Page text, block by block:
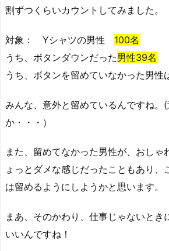
割ずつくらいカウントしてみました。
対象： Yシャツの男性 100名
うち、ボタンダウンだった男性39名
うち、ボタンを留めていなかった男性
みんな、意外と留めているんですね。
か・・・）
また、留めてなかった男性が、おしゃ
ょっとダメな感じだったこともあり、
は留めるようにしようかと思います。
まあ、そのかわり、仕事じゃないとき
いいんですね！